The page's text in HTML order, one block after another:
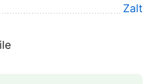
Zalt